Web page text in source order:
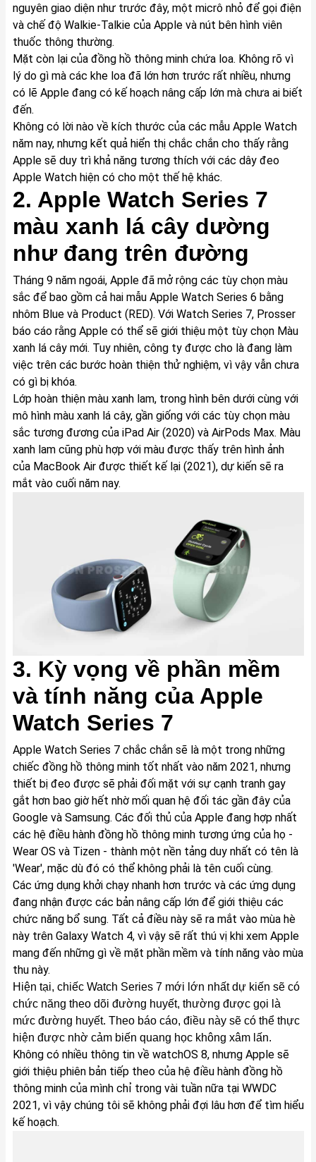
nguyên giao diện như trước đây, một micrô nhỏ để gọi điện
và chế độ Walkie-Talkie của Apple và nút bên hình viên
thuốc thông thường.
Mặt còn lại của đồng hồ thông minh chứa loa. Không rõ vì
lý do gì mà các khe loa đã lớn hơn trước rất nhiều, nhưng
có lẽ Apple đang có kế hoạch nâng cấp lớn mà chưa ai biết
đến.
Không có lời nào về kích thước của các mẫu Apple Watch
năm nay, nhưng kết quả hiển thị chắc chắn cho thấy rằng
Apple sẽ duy trì khả năng tương thích với các dây đeo
Apple Watch hiện có cho một thế hệ khác.
2. Apple Watch Series 7
màu xanh lá cây dường
như đang trên đường
Tháng 9 năm ngoái, Apple đã mở rộng các tùy chọn màu
sắc để bao gồm cả hai mẫu Apple Watch Series 6 bằng
nhôm Blue và Product (RED). Với Watch Series 7, Prosser
báo cáo rằng Apple có thể sẽ giới thiệu một tùy chọn Màu
xanh lá cây mới. Tuy nhiên, công ty được cho là đang làm
việc trên các bước hoàn thiện thử nghiệm, vì vậy vẫn chưa
có gì bị khóa.
Lớp hoàn thiện màu xanh lam, trong hình bên dưới cùng với
mô hình màu xanh lá cây, gần giống với các tùy chọn màu
sắc tương đương của iPad Air (2020) và AirPods Max. Màu
xanh lam cũng phù hợp với màu được thấy trên hình ảnh
của MacBook Air được thiết kế lại (2021), dự kiến ​​sẽ ra
mắt vào cuối năm nay.
3. Kỳ vọng về phần mềm
và tính năng của Apple
Watch Series 7
Apple Watch Series 7 chắc chắn sẽ là một trong những
chiếc đồng hồ thông minh tốt nhất vào năm 2021, nhưng
thiết bị đeo được sẽ phải đối mặt với sự cạnh tranh gay
gắt hơn bao giờ hết nhờ mối quan hệ đối tác gần đây của
Google và Samsung. Các đối thủ của Apple đang hợp nhất
các hệ điều hành đồng hồ thông minh tương ứng của họ -
Wear OS và Tizen - thành một nền tảng duy nhất có tên là
'Wear', mặc dù đó có thể không phải là tên cuối cùng.
Các ứng dụng khởi chạy nhanh hơn trước và các ứng dụng
đang nhận được các bản nâng cấp lớn để giới thiệu các
chức năng bổ sung. Tất cả điều này sẽ ra mắt vào mùa hè
này trên Galaxy Watch 4, vì vậy sẽ rất thú vị khi xem Apple
mang đến những gì về mặt phần mềm và tính năng vào mùa
thu này.
Hiện tại, chiếc Watch Series 7 mới lớn nhất dự kiến ​​sẽ có
chức năng theo dõi đường huyết, thường được gọi là
mức đường huyết. Theo báo cáo, điều này sẽ có thể thực
hiện được nhờ cảm biến quang học không xâm lấn.
Không có nhiều thông tin về watchOS 8, nhưng Apple sẽ
giới thiệu phiên bản tiếp theo của hệ điều hành đồng hồ
thông minh của mình chỉ trong vài tuần nữa tại WWDC
2021, vì vậy chúng tôi sẽ không phải đợi lâu hơn để tìm hiểu
kế hoạch.